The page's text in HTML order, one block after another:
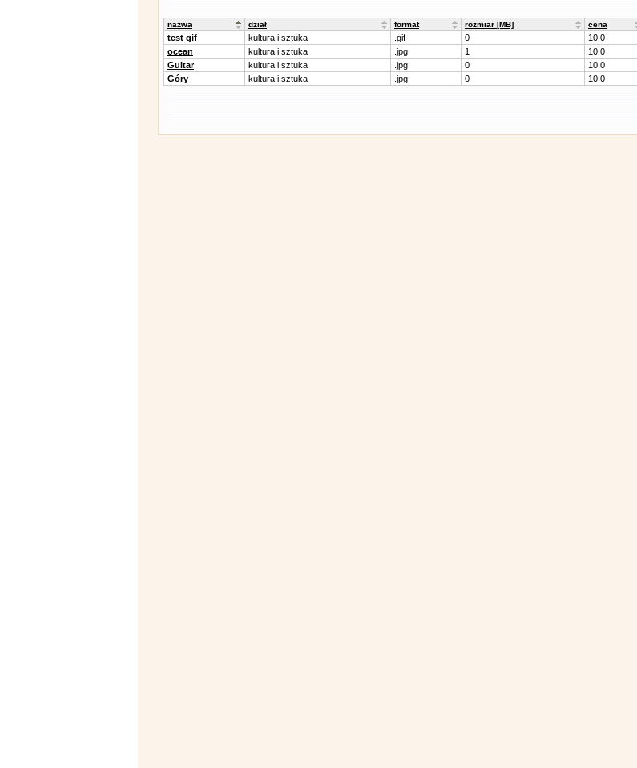
nazwa dział format rozmiar [MB] cena
test gif kultura i sztuka .gif 0
10.0
ocean
kultura i sztuka .jpg 1
10.0
Guitar
kultura i sztuka .jpg 0
10.0
Góry
kultura i sztuka .jpg 0 10.0